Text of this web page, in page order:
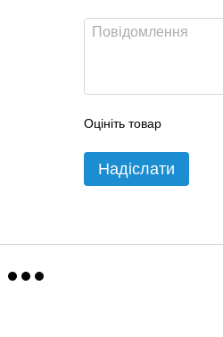
Оцініть товар
Надіслати